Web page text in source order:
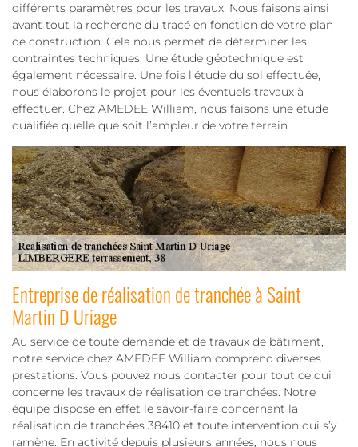
différents paramètres pour les travaux. Nous faisons ainsi
avant tout la recherche du tracé en fonction de votre plan
de construction. Cela nous permet de déterminer les
contraintes techniques. Une étude géotechnique est
également nécessaire. Une fois l’étude du sol effectuée,
nous élaborons le projet pour les éventuels travaux à
effectuer. Chez AMEDEE William, nous faisons une étude
qualifiée quelle que soit l’ampleur de votre terrain.
Entreprise de réalisation de tranchée à Saint
Martin D Uriage
Au service de toute demande et de travaux de bâtiment,
notre service chez AMEDEE William comprend diverses
prestations. Vous pouvez nous contacter pour tout ce qui
concerne les travaux de réalisation de tranchées. Notre
équipe dispose en effet le savoir-faire concernant la
réalisation de tranchées 38410 et toute intervention qui s’y
ramène. En activité depuis plusieurs années, nous nous